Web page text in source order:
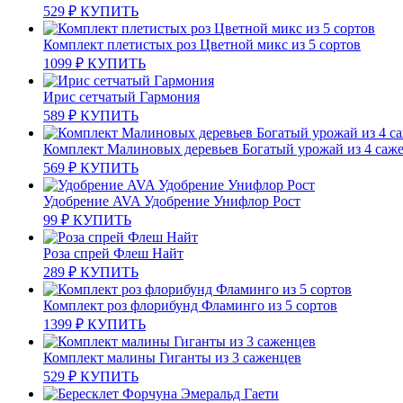
529 ₽ КУПИТЬ
Комплект плетистых роз Цветной микс из 5 сортов
1099 ₽ КУПИТЬ
Ирис сетчатый Гармония
589 ₽ КУПИТЬ
Комплект Малиновых деревьев Богатый урожай из 4
569 ₽ КУПИТЬ
Удобрение AVA Удобрение Унифлор Рост
99 ₽ КУПИТЬ
Роза спрей Флеш Найт
289 ₽ КУПИТЬ
Комплект роз флорибунд Фламинго из 5 сортов
1399 ₽ КУПИТЬ
Комплект малины Гиганты из 3 саженцев
529 ₽ КУПИТЬ